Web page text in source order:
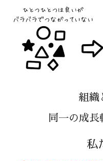
組織
同一の成長
私